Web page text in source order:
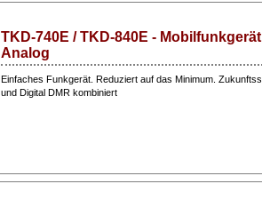
TKD-740E / TKD-840E -
Analog
Einfaches Funkgerät. Reduziert auf das Minimum.
und Digital DMR kombiniert